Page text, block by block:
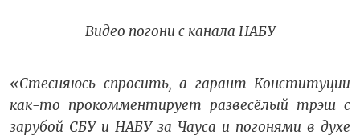
Видео погони с канала НАБУ
«Стесняюсь спросить, а гарант Конституции
как-то прокомментирует развесёлый трэш с
зарубой СБУ и НАБУ за Чауса и погонями в духе